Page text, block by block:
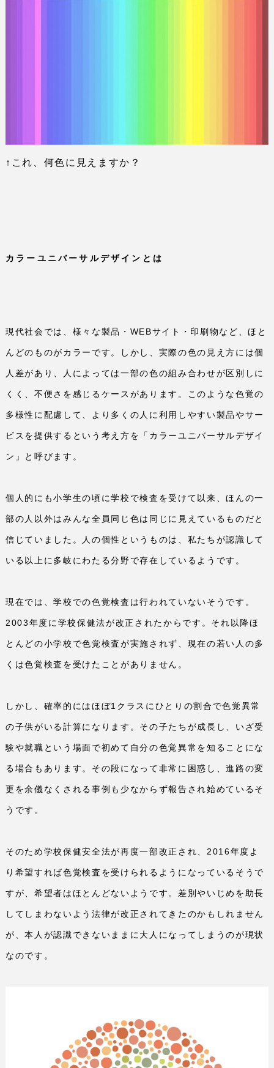
↑これ、何色に見えますか？
カラーユニバーサルデザインとは
現代社会では、様々な製品・ WEBサイト・印刷物など、ほと
んどのものがカラーです。しかし、実際の色の見え方には個
人差があり、人によっては一部の色の組み合わせが区別しに
くく、不便さを感じるケースがあります。このような色覚の
多様性に配慮して、より多くの人に利用しやすい製品やサー
ビスを提供するという考え方を「カラーユニバーサルデザイ
ン」と呼びます。
個人的にも小学生の頃に学校で検査を受けて以来、ほんの一
部の人以外はみんな全員同じ色は同じに見えているものだと
信じていました。人の個性というものは、私たちが認識して
いる以上に多岐にわたる分野で存在しているようです。
現在では、学校での色覚検査は行われていないそうです。
2003年度に学校保健法が改正されたからです。それ以降ほ
とんどの小学校で色覚検査が実施されず、現在の若い人の多
くは色覚検査を受けたことがありません。
しかし、確率的にはほぼ1 クラスにひとりの割合で色覚異常
の子供がいる計算になります。その子たちが成長し、いざ受
験や就職という場面で初めて自分の色覚異常を知ることにな
る場合もあります。その段になって非常に困惑し、進路の変
更を余儀なくされる事例も少なからず報告され始めているそ
うです。
そのため学校保健安全法が再度一部改正され、 2016年度よ
り希望すれば色覚検査を受けられるようになっているそうで
すが、希望者はほとんどないようです。差別やいじめを助長
してしまわないよう法律が改正されてきたのかもしれません
が、本人が認識できないままに大人になってしまうのが現状
なのです。